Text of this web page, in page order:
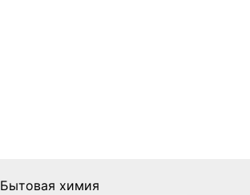
Бытовая химия